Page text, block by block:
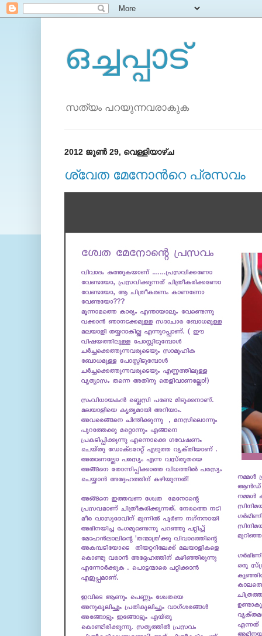
ഒച്ചപ്പാട്
സത്യം പറയുന്നവരാകുക
2012 ജൂൺ 29, വെള്ളിയാഴ്‌ച
ശ്വേത മേനോന്‍റെ പ്രസവം